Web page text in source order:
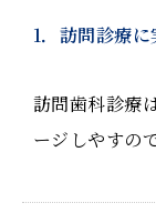
1．訪問診療
訪問歯科診療
ージしやすの